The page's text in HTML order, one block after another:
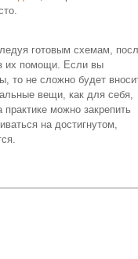
готовым схемам,
их помощи. Если вы
то не сложно будет
вещи, как для себя,
можно закрепить
на достигнутом,